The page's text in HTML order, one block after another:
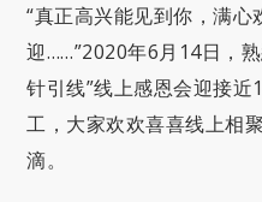
“真正高兴能见到你，满
迎……”2020年6月14日，
针引线”线上感恩会迎接
工，大家欢欢喜喜线上相
滴。